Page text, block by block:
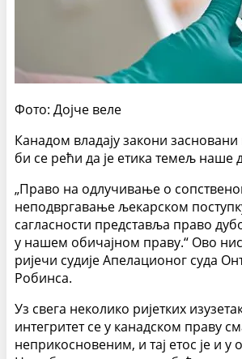
Фото: Дојче веле
Канадом владају закони
би се рећи да је етика темељ наше
„Право на одлучивање о
неподвргавање љекарском
сагласности представља право
у нашем обичајном праву.“ Ово
ријечи судије Апелационог суда
Робинса.
Уз свега неколико ријетких
интегритет се у канадском праву
неприкосновеним, и тај етос је и у